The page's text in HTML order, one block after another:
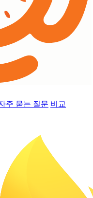
주 묻는 질문 비교